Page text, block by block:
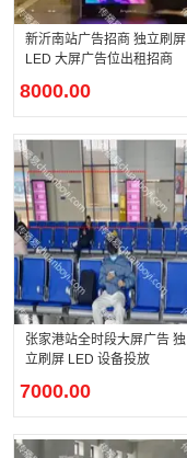
新沂南站广告招商 独立刷屏
LED 大屏广告位出租招商
8000.00
张家港站全时段大屏广告 独
立刷屏 LED 设备投放
7000.00